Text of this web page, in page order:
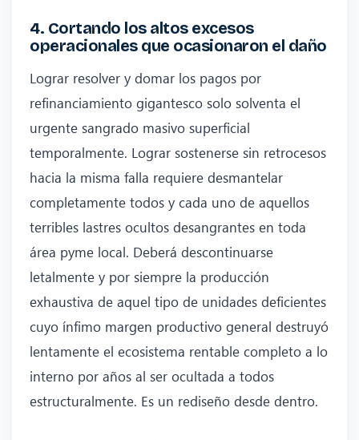
4. Cortando los altos excesos
operacionales que ocasionaron el daño
Lograr resolver y domar los pagos por
refinanciamiento gigantesco solo solventa el
urgente sangrado masivo superficial
temporalmente. Lograr sostenerse sin retrocesos
hacia la misma falla requiere desmantelar
completamente todos y cada uno de aquellos
terribles lastres ocultos desangrantes en toda
área pyme local. Deberá descontinuarse
letalmente y por siempre la producción
exhaustiva de aquel tipo de unidades deficientes
cuyo ínfimo margen productivo general destruyó
lentamente el ecosistema rentable completo a lo
interno por años al ser ocultada a todos
estructuralmente. Es un rediseño desde dentro.